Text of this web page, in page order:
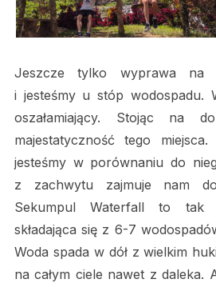
Jeszcze tylko wyprawa na
i jesteśmy u stóp wodospadu.
oszałamiający. Stojąc na
majestatyczność tego
jesteśmy w porównaniu do
z zachwytu zajmuje nam
Sekumpul Waterfall to tak
składająca się z 6-7
Woda spada w dół z wielkim
na całym ciele nawet z daleka.